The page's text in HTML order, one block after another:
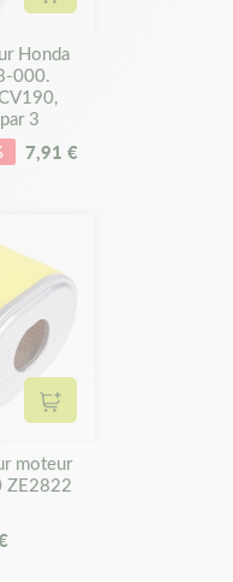
Ajouter au panier
Honda
000.
3
7,91 €
Ajouter au panier
moteur
ZE2822